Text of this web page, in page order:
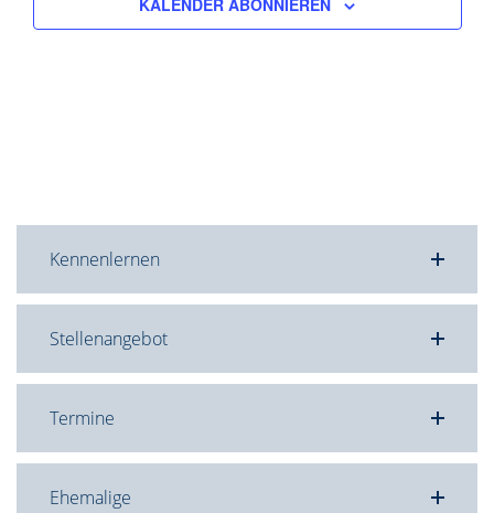
KALENDER ABONNIEREN
Kennenlernen
Stellenangebot
Termine
Ehemalige